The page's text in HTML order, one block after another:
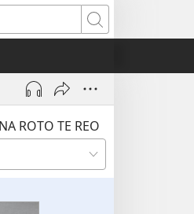
Maimi
ROTO TE REO